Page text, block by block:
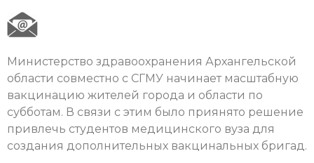
Министерство здравоохранения Архангельской
области совместно с СГМУ начинает масштабную
вакцинацию жителей города и области по
субботам. В связи с этим было приянято решение
привлечь студентов медицинского вуза для
создания дополнительных вакцинальных бригад.